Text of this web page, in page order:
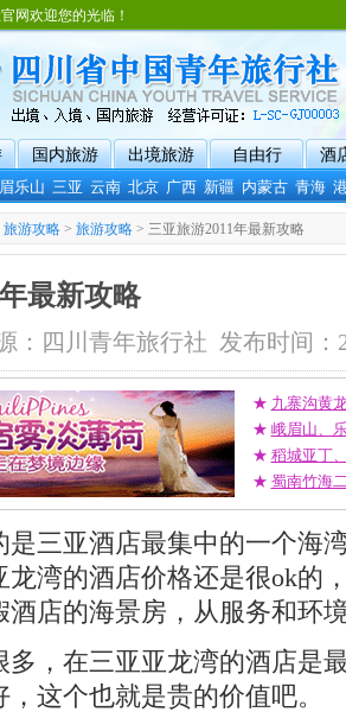
网欢迎您的光临！
国内旅游 出境旅游 自由行
酒
乐山 三亚 云南 北京 广西 新疆 内蒙古 青海
旅游攻略 > 旅游攻略 > 三亚旅游2011年最新攻略
最新攻略
：四川青年旅行社 发布时间：
★ 九寨沟黄
★ 峨眉山、
★ 稻城亚丁
★ 蜀南竹海
是三亚酒店最集中的一个
龙湾的酒店价格还是很ok的
酒店的海景房，从服务和环
多，在三亚亚龙湾的酒店是
这个也就是贵的价值吧。